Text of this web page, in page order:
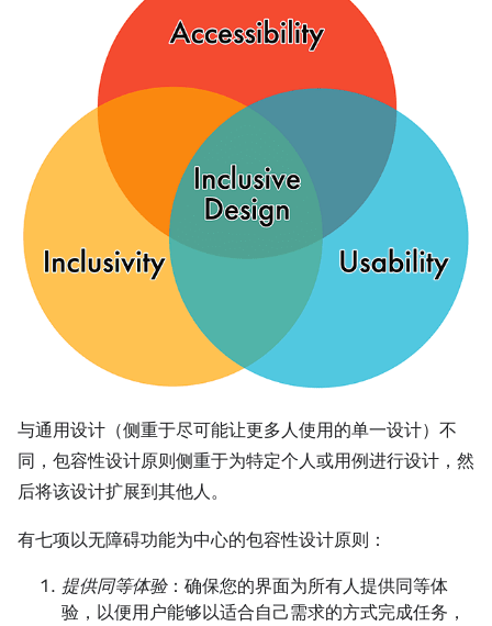
与通用设计（侧重于尽可能让更多人使用的单一设计）不
同，包容性设计原则侧重于为特定个人或用例进行设计，然
后将该设计扩展到其他人。
有七项以无障碍功能为中心的包容性设计原则：
提供同等体验：确保您的界面为所有人提供同等体
验，以便用户能够以适合自己需求的方式完成任务，